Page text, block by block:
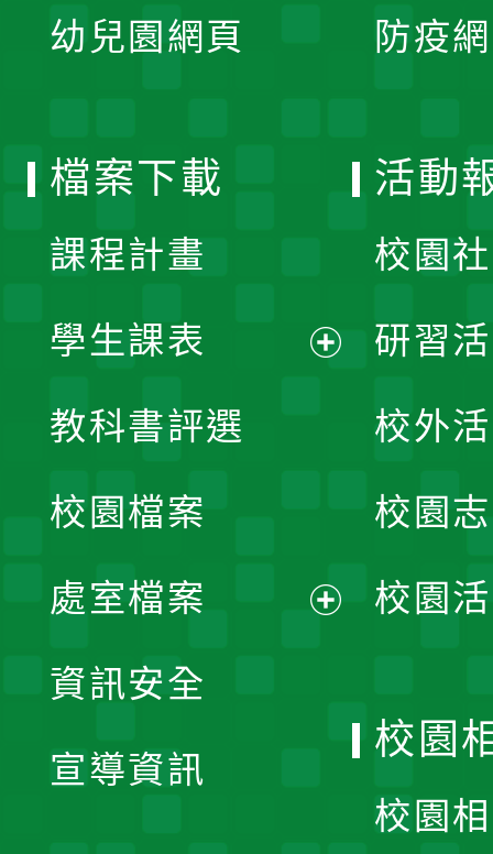
幼兒園網頁 防疫
檔案下載
課程計畫
學生課表
單
教科書評選
校園檔案
處室檔案
資訊安全
宣導資訊
活動
校園
研習
校外
校園
校園
校園
校園